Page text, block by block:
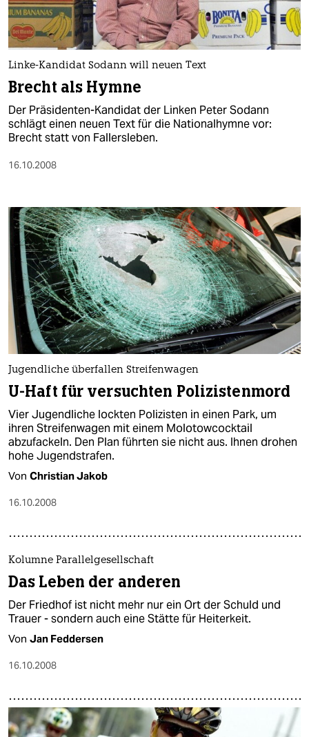
Linke-Kandidat Sodann will neuen Text
Brecht als Hymne
Der Präsidenten-Kandidat der Linken Peter Sodann
schlägt einen neuen Text für die Nationalhymne vor:
Brecht statt von Fallersleben.
16.10.2008
Jugendliche überfallen Streifenwagen
U-Haft für versuchten Polizistenmord
Vier Jugendliche lockten Polizisten in einen Park, um
ihren Streifenwagen mit einem Molotowcocktail
abzufackeln. Den Plan führten sie nicht aus. Ihnen drohen
hohe Jugendstrafen.
Von Christian Jakob
16.10.2008
Kolumne Parallelgesellschaft
Das Leben der anderen
Der Friedhof ist nicht mehr nur ein Ort der Schuld und
Trauer - sondern auch eine Stätte für Heiterkeit.
Von Jan Feddersen
16.10.2008